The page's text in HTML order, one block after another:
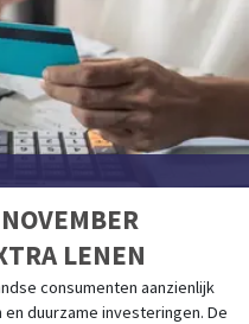
LENEN
consumenten aanzienlijk
duurzame investeringen. De